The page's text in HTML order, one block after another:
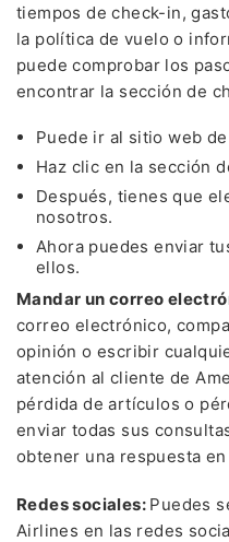
tiempos de check-in,
la política de vuelo o
puede comprobar los
encontrar la sección de
Puede ir al sitio web de
Haz clic en la sección
Después, tienes que
nosotros.
Ahora puedes enviar
ellos.
Mandar un correo
correo electrónico,
opinión o escribir
atención al cliente de
pérdida de artículos o
enviar todas sus
obtener una respuesta
Redes sociales: Puedes
Airlines en las redes